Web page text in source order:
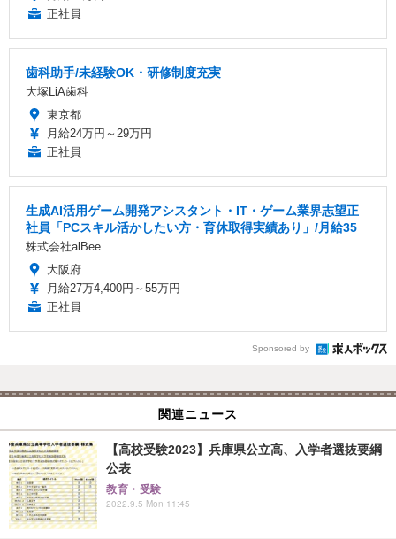
正社員
歯科助手/未経験OK・研修制度充実
大塚LiA歯科
東京都
月給24万円～29万円
正社員
生成AI活用ゲーム開発アシスタント・IT・ゲーム業界志望正
社員「PCスキル活かしたい方・育休取得実績あり」/月給35
株式会社alBee
大阪府
月給27万4,400円～55万円
正社員
Sponsored by
関連ニュース
【高校受験2023】兵庫県公立高、入学者選抜要綱
公表
教育・受験
2022.9.5 Mon 11:45